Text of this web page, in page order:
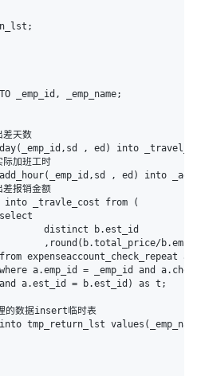
_emp_id, _emp_name;